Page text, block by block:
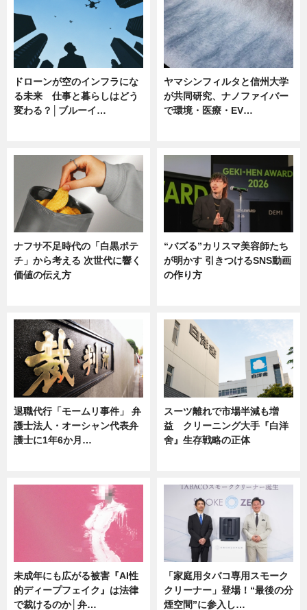
ドローンが空のインフラにな
る未来 仕事と暮らしはどう
変わる？│ブルーイ…
ヤマシンフィルタと信州大学
が共同研究、ナノファイバー
で環境・医療・EV…
ナフサ不足時代の「白黒ポテ
チ」から考える 次世代に響く
価値の伝え方
“バズる”カリスマ美容師たち
が明かす 引きつけるSNS動画
の作り方
退職代行「モームリ事件」 弁
護士法人・オーシャン代表弁
護士に1年6か月…
スーツ離れで市場半減も増
益 クリーニング大手『白洋
舍』生存戦略の正体
未成年にも広がる被害『AI性
的ディープフェイク』は法律
で裁けるのか│弁…
「家庭用タバコ専用スモーク
クリーナー」登場！“最後の分
煙空間”に参入し…